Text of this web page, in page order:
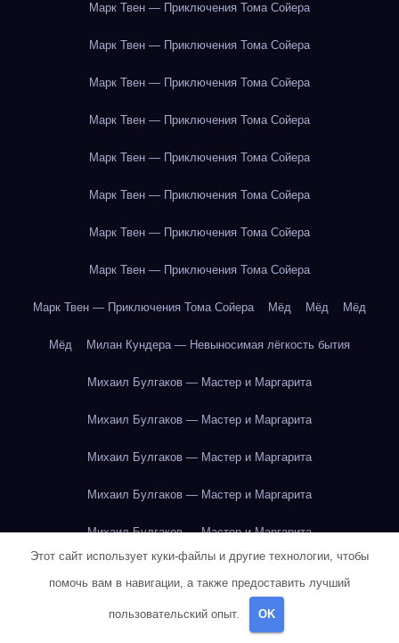
Марк Твен — Приключения Тома Сойера
Марк Твен — Приключения Тома Сойера
Марк Твен — Приключения Тома Сойера
Марк Твен — Приключения Тома Сойера
Марк Твен — Приключения Тома Сойера
Марк Твен — Приключения Тома Сойера
Марк Твен — Приключения Тома Сойера
Марк Твен — Приключения Тома Сойера
Марк Твен — Приключения Тома Сойера Мёд Мёд Мёд
Мёд Милан Кундера — Невыносимая лёгкость бытия
Михаил Булгаков — Мастер и Маргарита
Михаил Булгаков — Мастер и Маргарита
Михаил Булгаков — Мастер и Маргарита
Михаил Булгаков — Мастер и Маргарита
Михаил Булгаков — Мастер и Маргарита
Михаил Булгаков — Мастер и Маргарита
Этот сайт использует куки-файлы и другие технологии, чтобы
помочь вам в навигации, а также предоставить лучший
пользовательский опыт. OK